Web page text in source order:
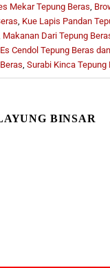
Mekar Tepung Beras
Kue Lapis Pandan
Makanan Dari Tepung
Cendol Tepung Beras
Surabi Kinca Tepung
BINSAR